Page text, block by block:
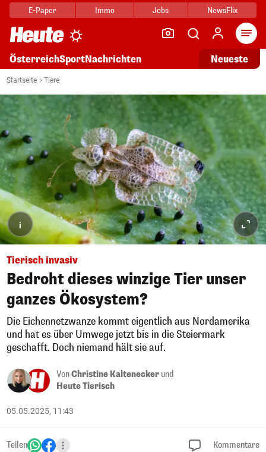
E-Paper Immo Jobs NewsFlix
ÖsterreichSportNachrichten Neueste
Startseite Tiere
i
Tierisch invasiv
Bedroht dieses winzige Tier unser
ganzes Ökosystem?
Die Eichennetzwanze kommt eigentlich aus Nordamerika
und hat es über Umwege jetzt bis in die Steiermark
geschafft. Doch niemand hält sie auf.
VonChristine Kaltenecker und
Heute Tierisch
05.05.2025, 11:43
Teilen Kommentare